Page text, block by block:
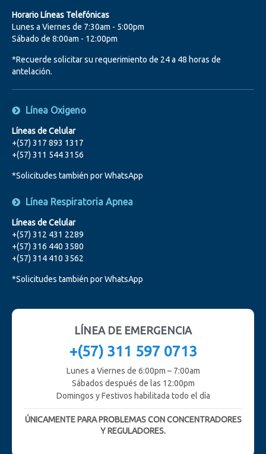
Horario Líneas Telefónicas
Lunes a Viernes de 7:30am - 5:00pm
Sábado de 8:00am - 12:00pm
*Recuerde solicitar su requerimiento de 24 a 48 horas de
antelación.
Línea Oxigeno
Líneas de Celular
+(57) 317 893 1317
+(57) 311 544 3156
*Solicitudes también por WhatsApp
Línea Respiratoria Apnea
Líneas de Celular
+(57) 312 431 2289
+(57) 316 440 3580
+(57) 314 410 3562
*Solicitudes también por WhatsApp
LÍNEA DE EMERGENCIA
+(57) 311 597 0713
Lunes a Viernes de 6:00pm – 7:00am
Sábados después de las 12:00pm
Domingos y Festivos habilitada todo el día
ÚNICAMENTE PARA PROBLEMAS CON CONCENTRADORES
Y REGULADORES.